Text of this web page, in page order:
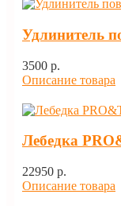
Удлинитель
3500 p.
Описание товара
Лебедка
22950 p.
Описание товара